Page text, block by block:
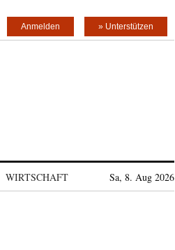
» Unterstützen
Anmelden
WIRTSCHAFT Sa, 8. Aug 2026